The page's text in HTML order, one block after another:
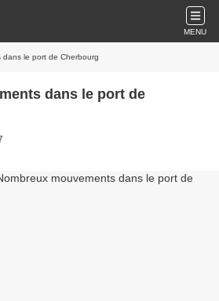
MENU
dans le port de Cherbourg
dans le port de